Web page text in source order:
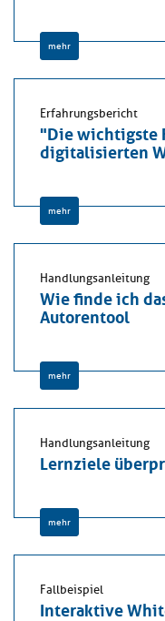
mehr
Erfahrungsbericht
"Die wichtigste
digitalisierten
mehr
Handlungsanleitung
Wie finde ich
Autorentool
mehr
Handlungsanleitung
Lernziele
mehr
Fallbeispiel
Interaktive